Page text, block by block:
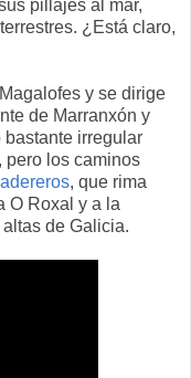
pillajes al mar,
¿Está claro,
y se dirige
de Marranxón y
irregular
pero los caminos
, que rima
O Roxal y a la
de Galicia.